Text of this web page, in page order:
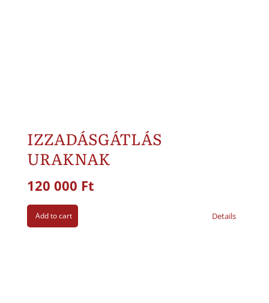
IZZADÁSGÁTLÁS
URAKNAK
120 000 Ft
Add to cart Details